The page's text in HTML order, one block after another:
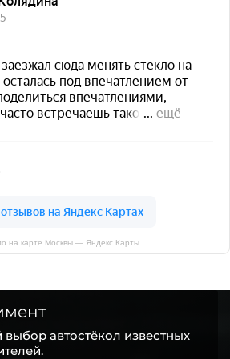
на карте Москвы — Яндекс Карты
автостёкол известных